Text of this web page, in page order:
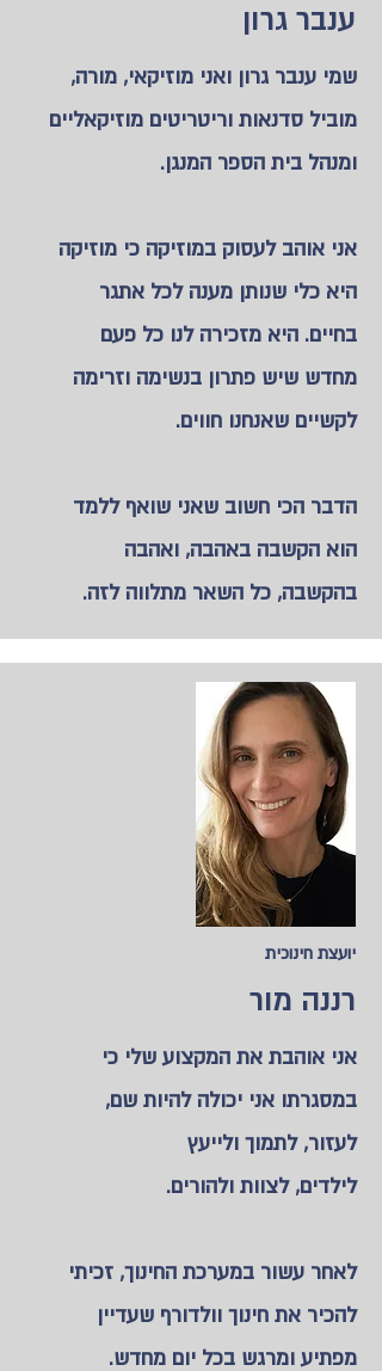
ענבר גרון
שמי ענבר גרון ואני מוזיקאי, מורה,
מוביל סדנאות וריטריטים מוזיקאליים
ומנהל בית הספר המנגן.
אני אוהב לעסוק במוזיקה כי מוזיקה
היא כלי שנותן מענה לכל אתגר
בחיים. היא מזכירה לנו כל פעם
מחדש שיש פתרון בנשימה וזרימה
לקשיים שאנחנו חווים.
הדבר הכי חשוב שאני שואף ללמד
הוא הקשבה באהבה, ואהבה
בהקשבה, כל השאר מתלווה לזה.
יועצת חינוכית
רננה מור
אני אוהבת את המקצוע שלי כי
במסגרתו אני יכולה להיות שם,
לעזור, לתמוך ולייעץ
לילדים, לצוות ולהורים.
לאחר עשור במערכת החינוך, זכיתי
להכיר את חינוך וולדורף שעדיין
מפתיע ומרגש בכל יום מחדש.